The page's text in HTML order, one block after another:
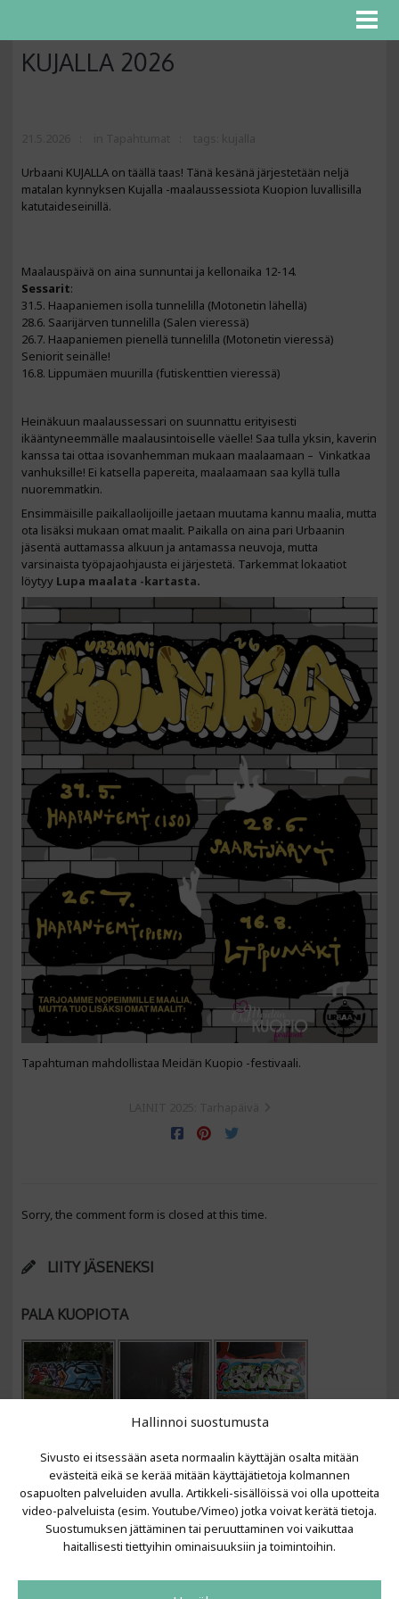
Hallinnoi suostumusta
Sivusto ei itsessään aseta normaalin käyttäjän osalta mitään
evästeitä eikä se kerää mitään käyttäjätietoja kolmannen
osapuolten palveluiden avulla. Artikkeli-sisällöissä voi olla upotteita
video-palveluista (esim. Youtube/Vimeo) jotka voivat kerätä tietoja.
Suostumuksen jättäminen tai peruuttaminen voi vaikuttaa
haitallisesti tiettyihin ominaisuuksiin ja toimintoihin.
KUJALLA 2026
Urbaani KUJALLA on täällä taas! Tänä kesänä järjestetään neljä
matalan kynnyksen Kujalla -maalaussessiota Kuopion luvallisilla
katutaideseinillä.
Maalauspäivä on aina sunnuntai ja kellonaika 12-14.
Sessarit:
31.5. Haapaniemen isolla tunnelilla (Motonetin lähellä)
28.6. Saarijärven tunnelilla (Salen vieressä)
26.7. Haapaniemen pienellä tunnelilla (Motonetin vieressä)
Seniorit seinälle!
16.8. Lippumäen muurilla (futiskenttien vieressä)
Heinäkuun maalaussessari on suunnattu erityisesti
ikääntyneemmälle maalausintoiselle väelle! Saa tulla yksin, kaverin
kanssa tai ottaa isovanhemman mukaan maalaamaan – Vinkatkaa
vanhuksille! Ei katsella papereita, maalaamaan saa kyllä tulla
nuoremmatkin.
Ensimmäisille paikallaolijoille jaetaan muutama kannu maalia, mutta
ota lisäksi mukaan omat maalit. Paikalla on aina pari Urbaanin
jäsentä auttamassa alkuun ja antamassa neuvoja, mutta
varsinaista työpajaohjausta ei järjestetä. Tarkemmat lokaatiot
löytyy Lupa maalata -kartasta.
Tapahtuman mahdollistaa Meidän Kuopio -festivaali.
Sorry, the comment form is closed at this time.
LIITY JÄSENEKSI
PALA KUOPIOTA
VIIMEISIMMÄT ARTIKKELIT
LAINIT 2025: Tarhapäivä